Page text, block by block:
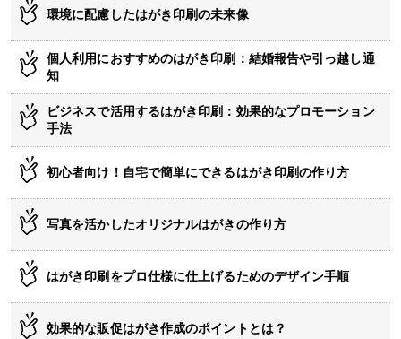
環境に配慮したはがき印刷の未来像
個人利用におすすめのはがき印刷：結婚報告や引っ越し通
知
ビジネスで活用するはがき印刷：効果的なプロモーション
手法
初心者向け！自宅で簡単にできるはがき印刷の作り方
写真を活かしたオリジナルはがきの作り方
はがき印刷をプロ仕様に仕上げるためのデザイン手順
効果的な販促はがき作成のポイントとは？